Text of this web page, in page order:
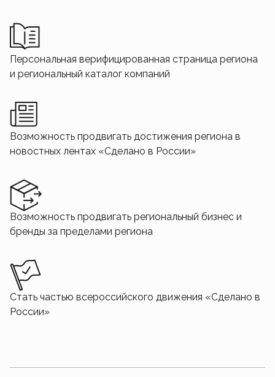
Персональная верифицированная страница региона
и региональный каталог компаний
Возможность продвигать достижения региона в
новостных лентах «Сделано в России»
Возможность продвигать региональный бизнес и
бренды за пределами региона
Стать частью всероссийского движения «Сделано в
России»